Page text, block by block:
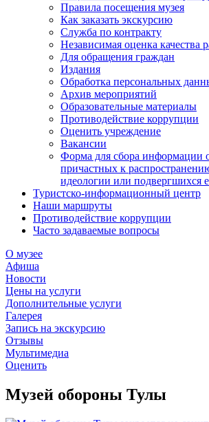
Правила посещения музея
Как заказать экскурсию
Служба по контракту
Независимая оценка качества
Для обращения граждан
Издания
Обработка персональных
Архив мероприятий
Образовательные материалы
Противодействие коррупции
Оценить учреждение
Вакансии
Форма для сбора информации
причастных к
идеологии или подвергшихся
Туристско-информационный центр
Наши маршруты
Противодействие коррупции
Часто задаваемые вопросы
О музее
Афиша
Новости
Цены на услуги
Дополнительные услуги
Галерея
Запись на экскурсию
Отзывы
Мультимедиа
Оценить
Музей обороны Тулы